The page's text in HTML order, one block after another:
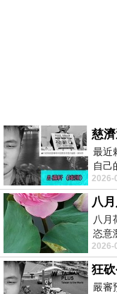
慈
最近
自己
民如
2026-
八
八月
恣意
時我
2026-
狂
嚴審